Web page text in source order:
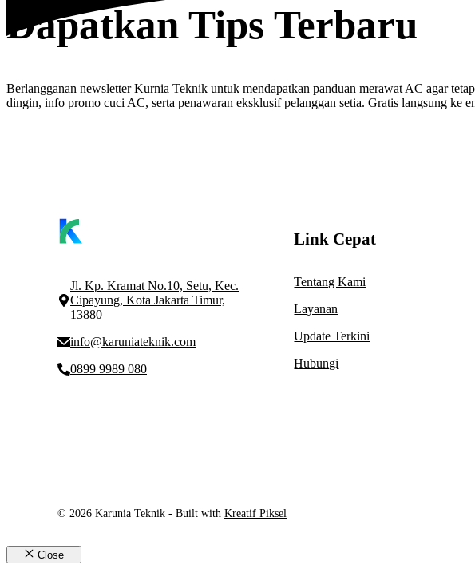
Dapatkan Tips Terbaru
Berlangganan newsletter Kurnia Teknik untuk mendapatkan panduan merawat AC agar
dingin, info promo cuci AC, serta penawaran eksklusif pelanggan setia. Gratis langsung ke
Jl. Kp. Kramat No.10, Setu, Kec.
Cipayung, Kota Jakarta Timur,
13880
info@karuniateknik.com
0899 9989 080
Link Cepat
Tentang Kami
Layanan
Update Terkini
Hubungi
© 2026 Karunia Teknik - Built with Kreatif Piksel
Close